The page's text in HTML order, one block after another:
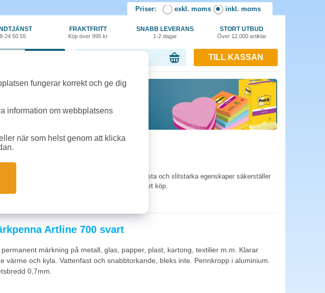
Priser: exkl. moms inkl. moms
24 50 55
FRAKTFRITT
Köp över 995 kr
SNABB LEVERANS
1-2 dagar
STORT UTBUD
Över 12.000 artiklar
TILL KASSAN
förenklar skyltning. Snabbtorkande, vattenfasta och slitstarka egenskaper säkerställer
i returpapper gör dem till ett smart och hållbart köp.
- kartong, plast, metall. Vita textpennor används för svarta tavlor och menyer. Välj fin
Artline 700 svart
permanent märkning på metall, glas, papper, plast, kartong, textilier m.m. Klarar
värme och kyla. Vattenfast och snabbtorkande, bleks inte. Pennkropp i aluminium.
0,7mm.
fungerar korrekt och ge dig
information om webbplatsens
när som helst genom att klicka